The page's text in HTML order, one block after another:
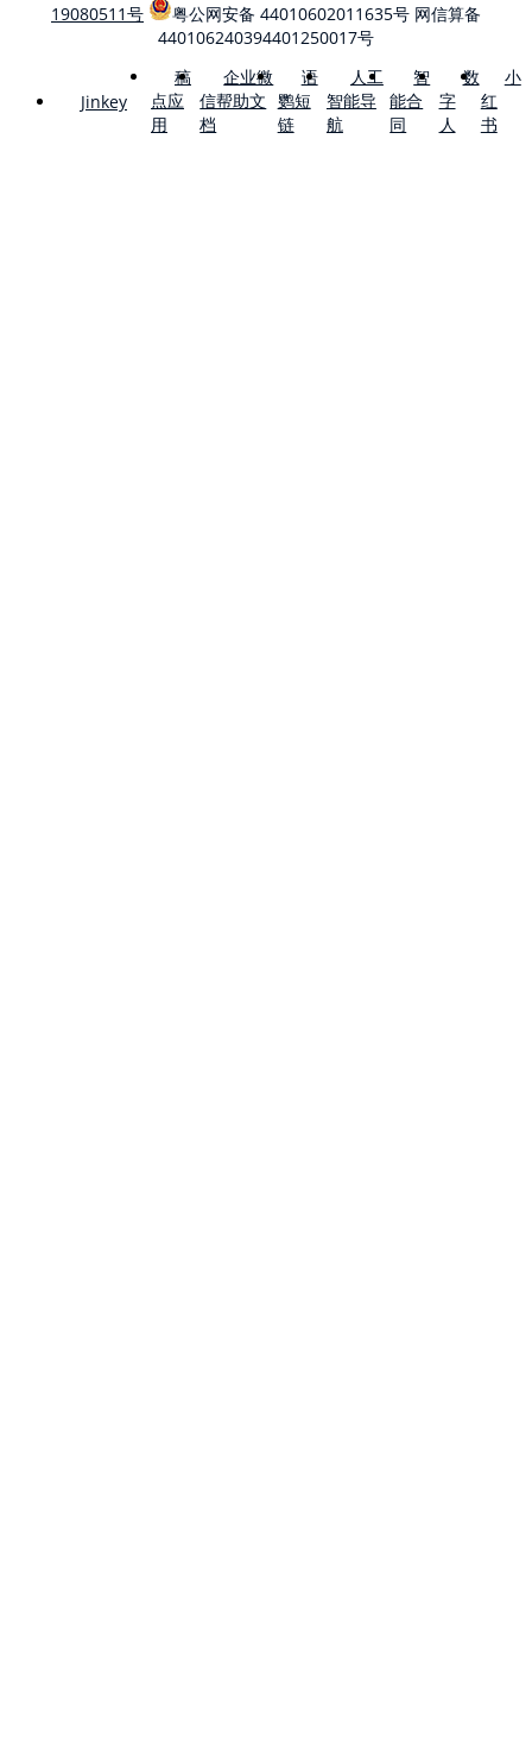
19080511号
粤公网安备 44010602011635号 网信算备
440106240394401250017号
Jinkey
稿
点应
用
企业微
信帮助文
档
语
鹦短
链
人工
智能导
航
智
能合
同
数
字
人
小
红
书